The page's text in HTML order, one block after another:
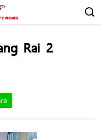
Rai 2